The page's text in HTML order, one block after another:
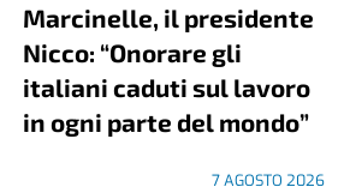
Marcinelle, il presidente
Nicco: “Onorare gli
italiani caduti sul lavoro
in ogni parte del mondo”
7 AGOSTO 2026